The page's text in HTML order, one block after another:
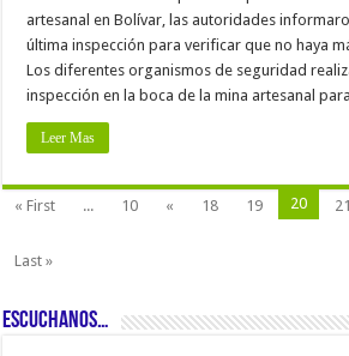
artesanal en Bolívar, las autoridades
última inspección para verificar que no haya
Los diferentes organismos de seguridad
inspección en la boca de la mina artesanal
Leer Mas
« First ... 10 « 18 19 20 21
Last »
ESCUCHANOS…